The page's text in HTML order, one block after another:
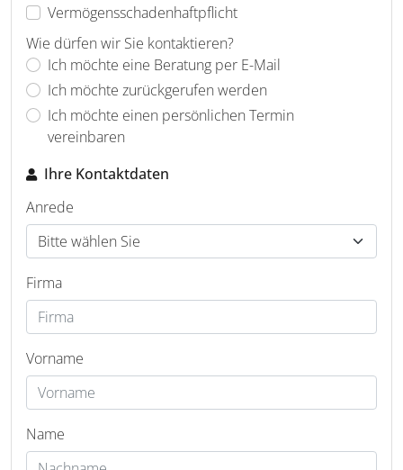
Vermögensschadenhaftpflicht
Wie dürfen wir Sie kontaktieren?
Ich möchte eine Beratung per E-Mail
Ich möchte zurückgerufen werden
Ich möchte einen persönlichen Termin
vereinbaren
Ihre Kontaktdaten
Anrede
Firma
Vorname
Name